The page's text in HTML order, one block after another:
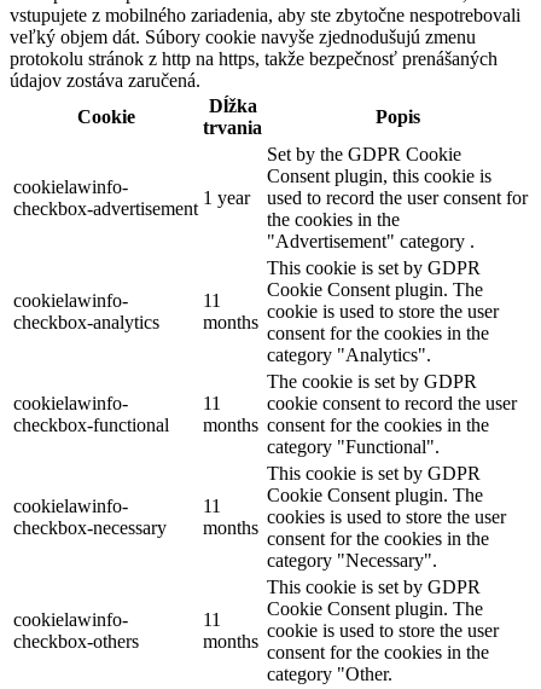
vstupujete z mobilného zariadenia, aby ste zbytočne nespotrebovali
veľký objem dát. Súbory cookie navyše zjednodušujú zmenu
protokolu stránok z http na https, takže bezpečnosť prenášaných
údajov zostáva zaručená.
Cookie
Dĺžka
trvania
Popis
cookielawinfo-
checkbox-advertisement
1 year
Set by the GDPR Cookie
Consent plugin, this cookie is
used to record the user consent for
the cookies in the
"Advertisement" category .
cookielawinfo-
checkbox-analytics
11
months
This cookie is set by GDPR
Cookie Consent plugin. The
cookie is used to store the user
consent for the cookies in the
category "Analytics".
cookielawinfo-
checkbox-functional
11
months
The cookie is set by GDPR
cookie consent to record the user
consent for the cookies in the
category "Functional".
cookielawinfo-
checkbox-necessary
11
months
This cookie is set by GDPR
Cookie Consent plugin. The
cookies is used to store the user
consent for the cookies in the
category "Necessary".
cookielawinfo-
checkbox-others
11
months
This cookie is set by GDPR
Cookie Consent plugin. The
cookie is used to store the user
consent for the cookies in the
category "Other.